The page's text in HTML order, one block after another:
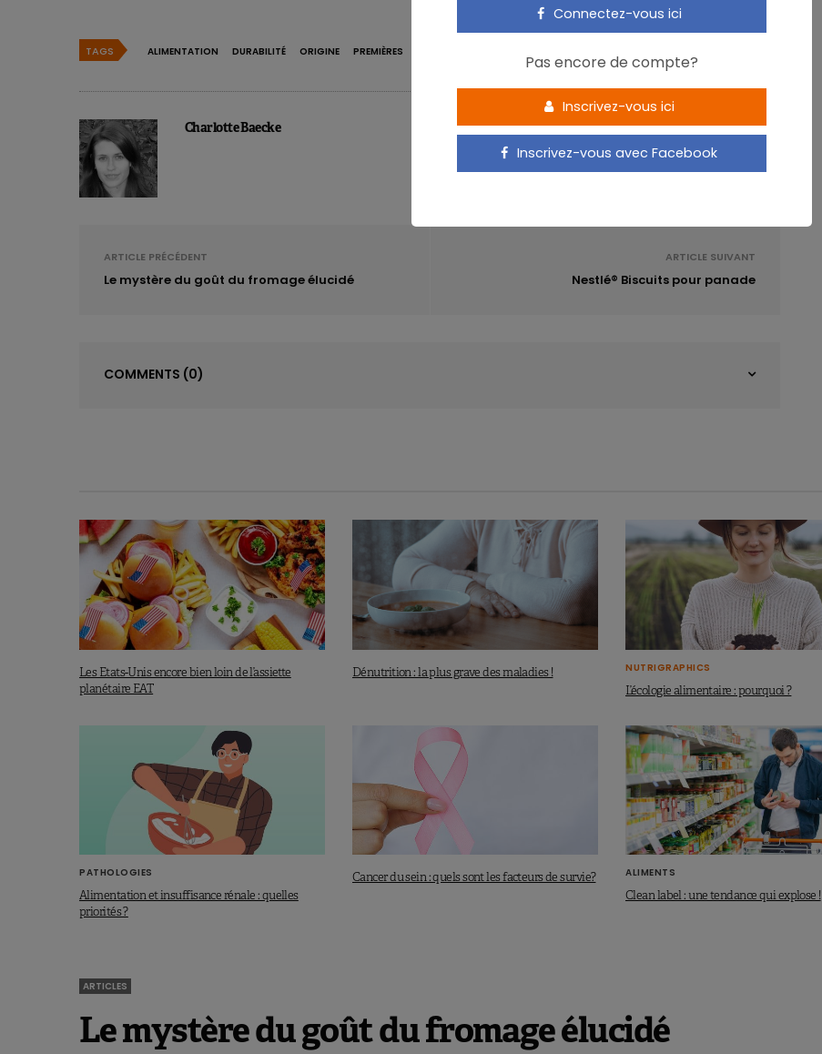
TAGS ALIMENTATION DURABILITÉ ORIGINE PREMIÈRES
Charlotte Baecke
ARTICLE PRÉCÉDENT
Le mystère du goût du fromage élucidé
ARTICLE SUIVANT
Nestlé® Biscuits pour panade
COMMENTS (0)
Les Etats-Unis encore bien loin de l’assiette
planétaire EAT
Dénutrition : la plus grave des maladies ! NUTRIGRAPHICS
L’écologie alimentaire : pourquoi ?
PATHOLOGIES
Alimentation et insuffisance rénale : quelles
priorités ?
Cancer du sein : quels sont les facteurs de survie? ALIMENTS
Clean label : une tendance qui explose !
ARTICLES
Le mystère du goût du fromage élucidé
Connectez-vous ici
Pas encore de compte?
Inscrivez-vous ici
Inscrivez-vous avec Facebook